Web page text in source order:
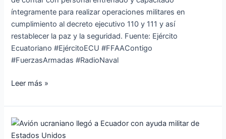
íntegramente para realizar operaciones militares en
cumplimiento al decreto ejecutivo 110 y 111 y así
restablecer la paz y la seguridad. Fuente: Ejército
Ecuatoriano #EjércitoECU #FFAAContigo
#FuerzasArmadas #RadioNaval
Leer más »
Avión
ucraniano